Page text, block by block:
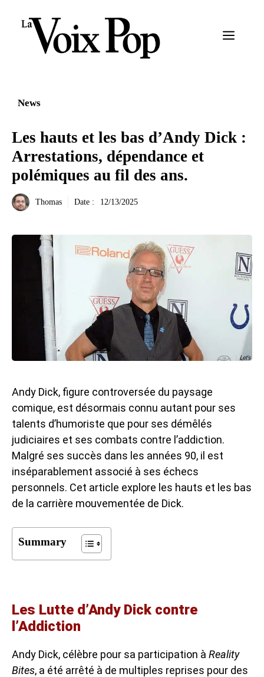
Menu
News
Les hauts et les bas d’Andy Dick :
Arrestations, dépendance et
polémiques au fil des ans.
Thomas Date : 12/13/2025
Andy Dick, figure controversée du paysage
comique, est désormais connu autant pour ses
talents d’humoriste que pour ses démêlés
judiciaires et ses combats contre l’addiction.
Malgré ses succès dans les années 90, il est
inséparablement associé à ses échecs
personnels. Cet article explore les hauts et les bas
de la carrière mouvementée de Dick.
Summary
Les Lutte d’Andy Dick contre
l’Addiction
Andy Dick, célèbre pour sa participation à Reality
Bites, a été arrêté à de multiples reprises pour des